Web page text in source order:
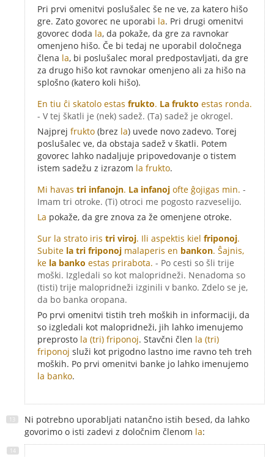
Pri prvi omenitvi poslušalec še ne ve, za katero hišo
gre. Zato govorec ne uporabi la. Pri drugi omenitvi
govorec doda la, da pokaže, da gre za ravnokar
omenjeno hišo. Če bi tedaj ne uporabil določnega
člena la, bi poslušalec moral predpostavljati, da gre
za drugo hišo kot ravnokar omenjeno ali za hišo na
splošno (katero koli hišo).
En tiu ĉi skatolo estas frukto. La frukto estas ronda.
- V tej škatli je (nek) sadež. (Ta) sadež je okrogel.
Najprej frukto (brez la) uvede novo zadevo. Torej
poslušalec ve, da obstaja sadež v škatli. Potem
govorec lahko nadaljuje pripovedovanje o tistem
istem sadežu z izrazom la frukto.
Mi havas tri infanojn. La infanoj ofte ĝojigas min. -
Imam tri otroke. (Ti) otroci me pogosto razveselijo.
La pokaže, da gre znova za že omenjene otroke.
Sur la strato iris tri viroj. Ili aspektis kiel friponoj.
Subite la tri friponoj malaperis en bankon. Ŝajnis,
ke la banko estas prirabota. - Po cesti so šli trije
moški. Izgledali so kot malopridneži. Nenadoma so
(tisti) trije malopridneži izginili v banko. Zdelo se je,
da bo banka oropana.
Po prvi omenitvi tistih treh moških in informaciji, da
so izgledali kot malopridneži, jih lahko imenujemo
preprosto la (tri) friponoj. Stavčni člen la (tri)
friponoj služi kot prigodno lastno ime ravno teh treh
moških. Po prvi omenitvi banke jo lahko imenujemo
la banko.
Ni potrebno uporabljati natančno istih besed, da lahko
govorimo o isti zadevi z določnim členom la: